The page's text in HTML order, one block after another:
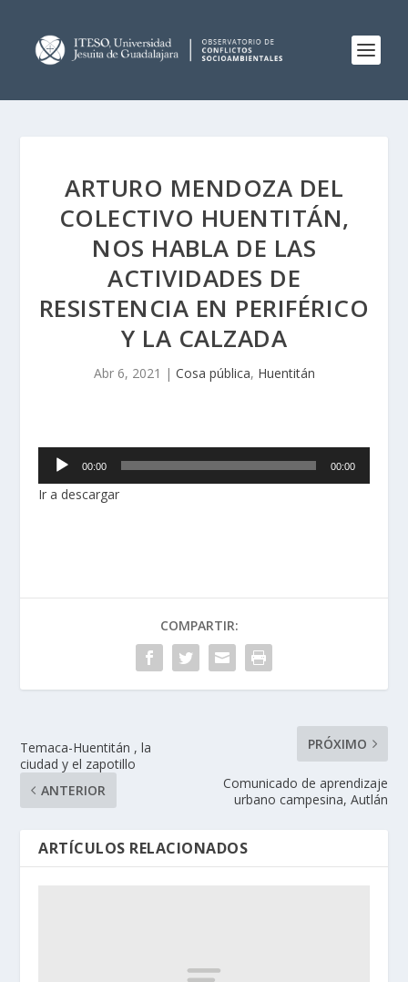
ARTURO MENDOZA DEL
COLECTIVO HUENTITÁN,
NOS HABLA DE LAS
ACTIVIDADES DE
RESISTENCIA EN PERIFÉRICO
Y LA CALZADA
Abr 6, 2021 | Cosa pública, Huentitán
p
c
d
u
d
o
00:00 00:00
Ir a descargar
COMPARTIR:
Temaca-Huentitán , la
ciudad y el zapotillo
ANTERIOR
PRÓXIMO
Comunicado de aprendizaje
urbano campesina, Autlán
ARTÍCULOS RELACIONADOS